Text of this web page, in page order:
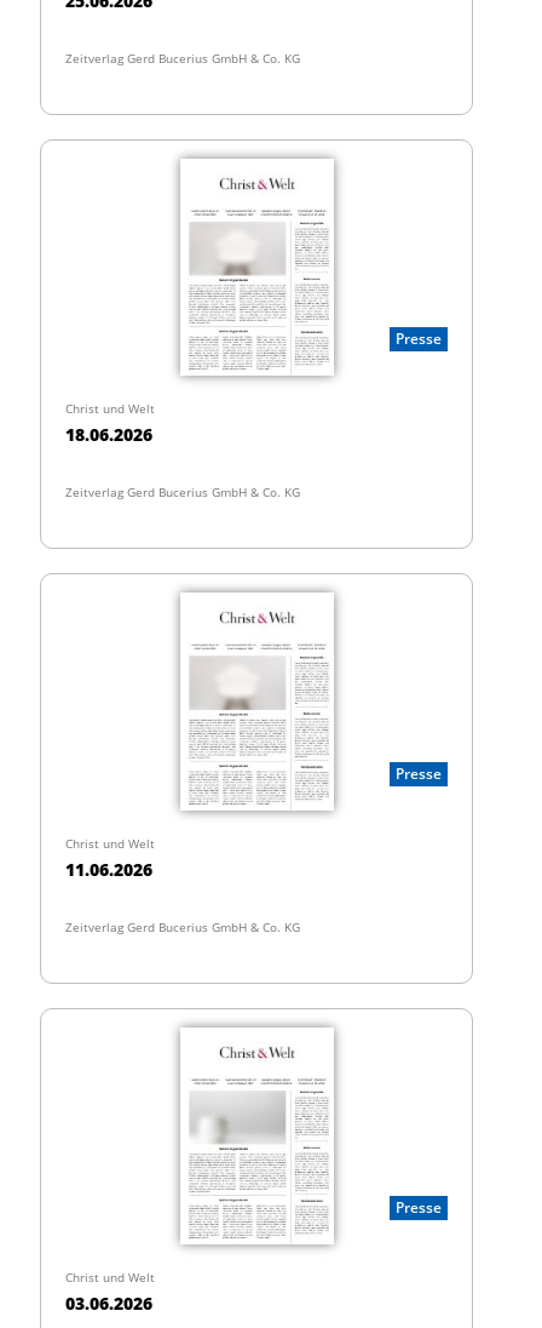
Zeitverlag Gerd Bucerius GmbH & Co. KG
Presse
Christ und Welt
18.06.2026
Zeitverlag Gerd Bucerius GmbH & Co. KG
Presse
Christ und Welt
11.06.2026
Zeitverlag Gerd Bucerius GmbH & Co. KG
Presse
Christ und Welt
03.06.2026